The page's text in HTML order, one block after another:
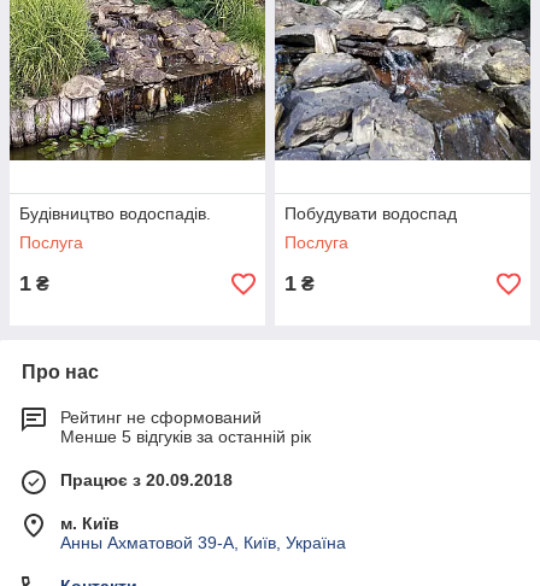
Будівництво водоспадів.
Послуга
1 ₴
Побудувати водоспад
Послуга
1 ₴
Про нас
Рейтинг не сформований
Менше 5 відгуків за останній рік
Працює з 20.09.2018
м. Київ
Анны Ахматовой 39-А, Київ, Україна